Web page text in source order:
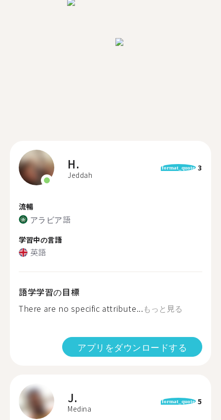
H.
Jeddah
format_quote 3
流暢
アラビア語
学習中の言語
英語
語学学習の目標
There are no specific attribute...もっと見る
アプリをダウンロードする
J.
Medina
format_quote 5